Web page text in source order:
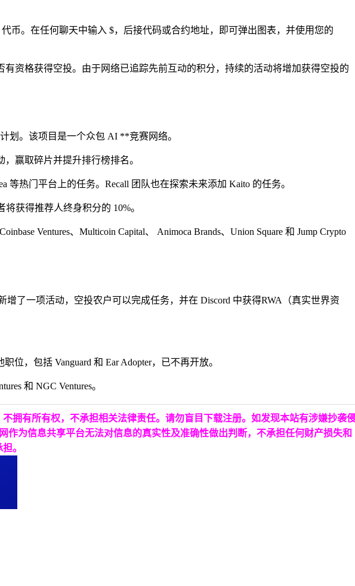
币。在任何聊天中输入 $，后接代码或合约地址，即可弹出图表，并使用您的
资格获得空投。由于网络已追踪先前互动的积分，持续的活动将增加获得空投的
划。该项目是一个众包 AI **竞赛网络。
赢取碎片并提升排行榜排名。
等热门平台上的任务。Recall 团队也在探索未来添加 Kaito 的任务。
获得推荐人终身积分的 10%。
Ventures、Multicoin Capital、 Animoca Brands、Union Square 和 Jump Crypto
了一项活动，空投农户可以完成任务，并在 Discord 中获得RWA（真实世界资
，包括 Vanguard 和 Ear Adopter，已不再开放。
和 NGC Ventures。
拥有所有权，不承担相关法律责任。请勿盲目下载注册。如发现本站有涉嫌抄袭
作为信息共享平台无法对信息的真实性及准确性做出判断，不承担任何财产损失和
。